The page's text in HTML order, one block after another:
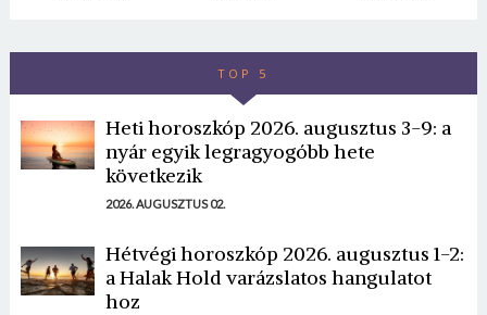
TOP 5
Heti horoszkóp 2026. augusztus 3-9: a
nyár egyik legragyogóbb hete
következik
2026. AUGUSZTUS 02.
Hétvégi horoszkóp 2026. augusztus 1-2:
a Halak Hold varázslatos hangulatot
hoz